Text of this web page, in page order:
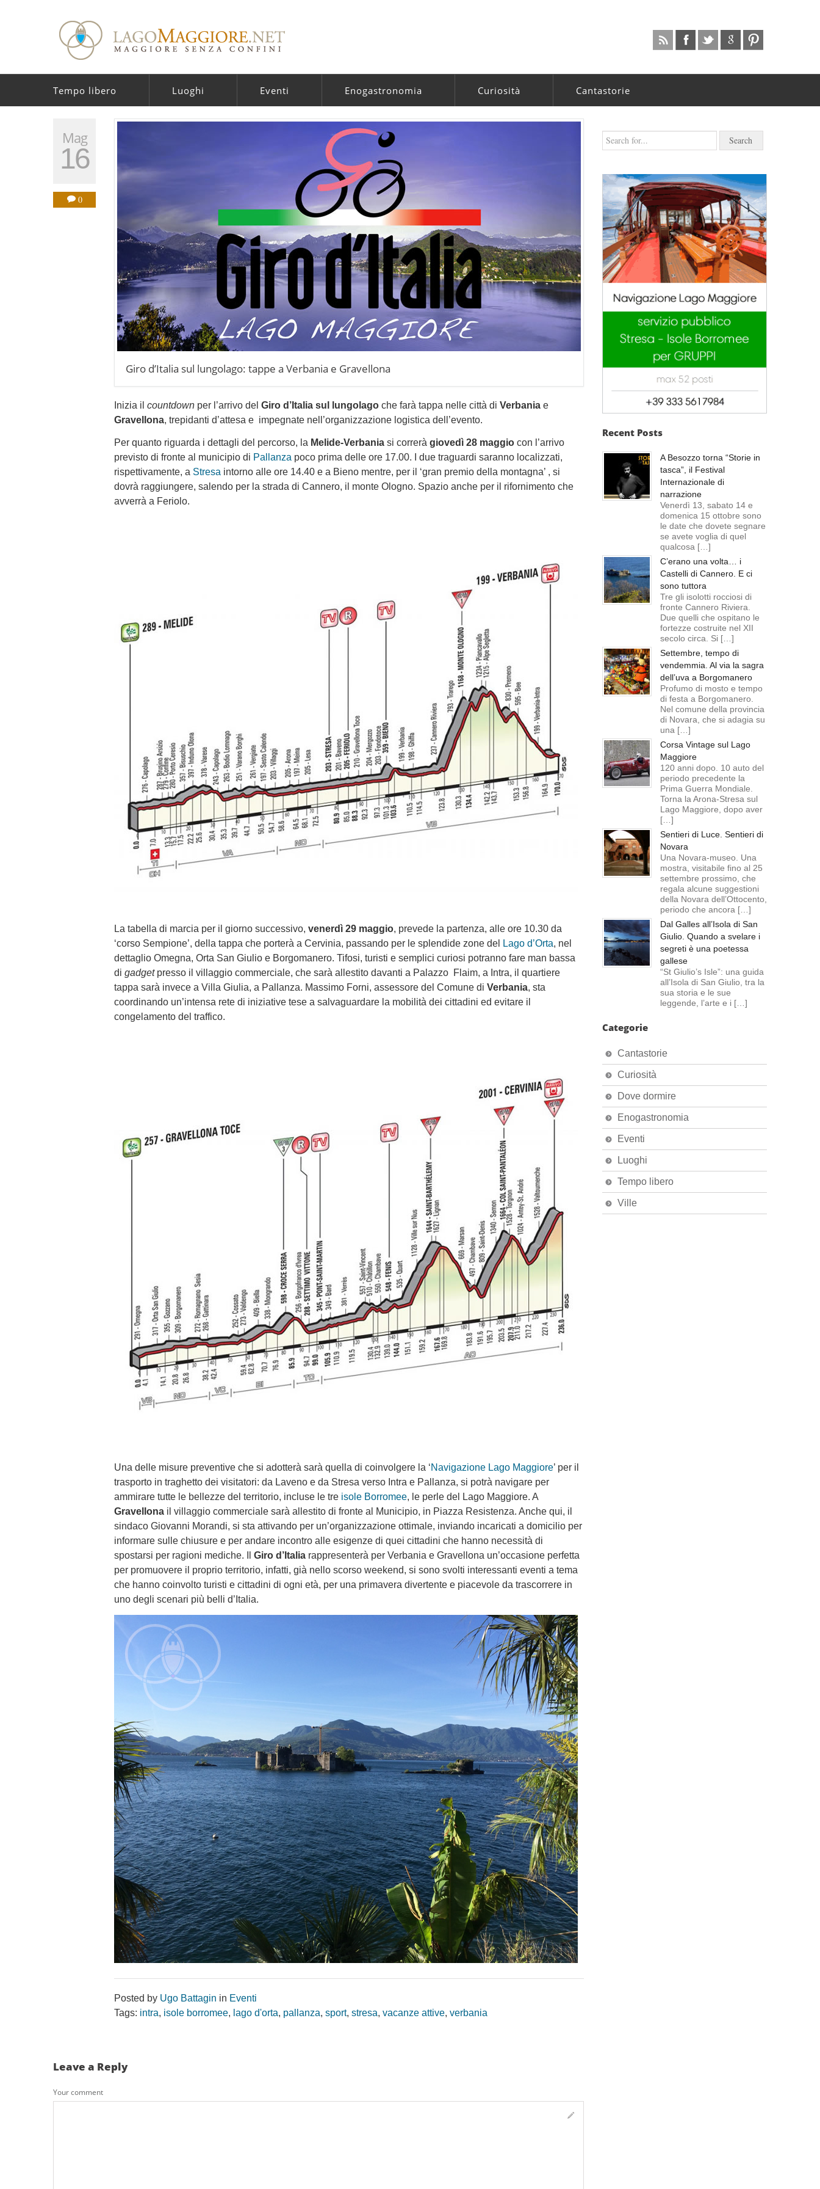
Tempo libero Luoghi Eventi Enogastronomia Curiosità Cantastorie
Mag
16
0
Giro d’Italia sul lungolago: tappe a Verbania e Gravellona
Inizia il countdown per l’arrivo del Giro d’Italia sul lungolago che farà tappa nelle città di Verbania e
Gravellona, trepidanti d’attesa e impegnate nell’organizzazione logistica dell’evento.
Per quanto riguarda i dettagli del percorso, la Melide-Verbania si correrà giovedì 28 maggio con l’arrivo
previsto di fronte al municipio di Pallanza poco prima delle ore 17.00. I due traguardi saranno localizzati,
rispettivamente, a Stresa intorno alle ore 14.40 e a Bieno mentre, per il ‘gran premio della montagna’ , si
dovrà raggiungere, salendo per la strada di Cannero, il monte Ologno. Spazio anche per il rifornimento che
avverrà a Feriolo.
La tabella di marcia per il giorno successivo, venerdì 29 maggio, prevede la partenza, alle ore 10.30 da
‘corso Sempione’, della tappa che porterà a Cervinia, passando per le splendide zone del
Lago d’Orta, nel
dettaglio Omegna, Orta San Giulio e Borgomanero. Tifosi, turisti e semplici curiosi potranno fare man bassa
di gadgetpresso il villaggio commerciale, che sarà allestito davanti a Palazzo Flaim, a Intra, il quartiere
tappa sarà invece a Villa Giulia, a Pallanza. Massimo Forni, assessore del Comune di Verbania, sta
coordinando un’intensa rete di iniziative tese a salvaguardare la mobilità dei cittadini ed evitare il
congelamento del traffico.
Una delle misure preventive che si adotterà sarà quella di coinvolgere la ‘Navigazione Lago Maggiore’ per il
trasporto in traghetto dei visitatori: da Laveno e da Stresa verso Intra e Pallanza, si potrà navigare per
ammirare tutte le bellezze del territorio, incluse le tre isole Borromee, le perle del Lago Maggiore. A
Gravellona il villaggio commerciale sarà allestito di fronte al Municipio, in Piazza Resistenza. Anche qui, il
sindaco Giovanni Morandi, si sta attivando per un’organizzazione ottimale, inviando incaricati a domicilio per
informare sulle chiusure e per andare incontro alle esigenze di quei cittadini che hanno necessità di
spostarsi per ragioni mediche. Il Giro d’Italia rappresenterà per Verbania e Gravellona un’occasione perfetta
per promuovere il proprio territorio, infatti, già nello scorso weekend, si sono svolti interessanti eventi a tema
che hanno coinvolto turisti e cittadini di ogni età, per una primavera divertente e piacevole da trascorrere in
uno degli scenari più belli d’Italia.
Posted by Ugo Battagin in Eventi
Tags: intra, isole borromee, lago d'orta, pallanza, sport, stresa, vacanze attive, verbania
Leave a Reply
Your comment
Recent Posts
A Besozzo torna “Storie in
tasca”, il Festival
Internazionale di
narrazione
Venerdì 13, sabato 14 e
domenica 15 ottobre sono
le date che dovete segnare
se avete voglia di quel
qualcosa […]
C’erano una volta… i
Castelli di Cannero. E ci
sono tuttora
Tre gli isolotti rocciosi di
fronte Cannero Riviera.
Due quelli che ospitano le
fortezze costruite nel XII
secolo circa. Si […]
Settembre, tempo di
vendemmia. Al via la sagra
dell’uva a Borgomanero
Profumo di mosto e tempo
di festa a Borgomanero.
Nel comune della provincia
di Novara, che si adagia su
una […]
Corsa Vintage sul Lago
Maggiore
120 anni dopo. 10 auto del
periodo precedente la
Prima Guerra Mondiale.
Torna la Arona-Stresa sul
Lago Maggiore, dopo aver
[…]
Sentieri di Luce. Sentieri di
Novara
Una Novara-museo. Una
mostra, visitabile fino al 25
settembre prossimo, che
regala alcune suggestioni
della Novara dell’Ottocento,
periodo che ancora […]
Dal Galles all’Isola di San
Giulio. Quando a svelare i
segreti è una poetessa
gallese
“St Giulio’s Isle”: una guida
all’Isola di San Giulio, tra la
sua storia e le sue
leggende, l’arte e i […]
Categorie
Cantastorie
Curiosità
Dove dormire
Enogastronomia
Eventi
Luoghi
Tempo libero
Ville